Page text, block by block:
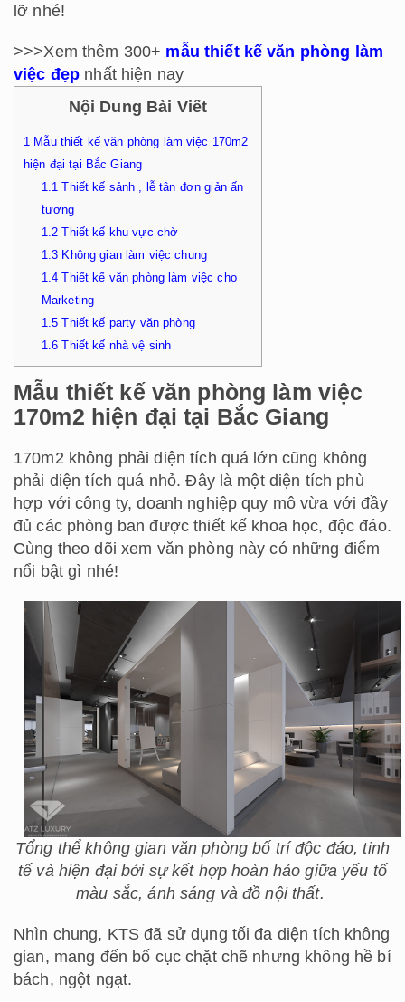
lỡ nhé!
>>>Xem thêm 300+ mẫu thiết kế văn phòng làm
việc đẹp nhất hiện nay
Nội Dung Bài Viết
1 Mẫu thiết kế văn phòng làm việc 170m2
hiện đại tại Bắc Giang
1.1 Thiết kế sảnh , lễ tân đơn giản ấn
tượng
1.2 Thiết kế khu vực chờ
1.3 Không gian làm việc chung
1.4 Thiết kế văn phòng làm việc cho
Marketing
1.5 Thiết kế party văn phòng
1.6 Thiết kế nhà vệ sinh
Mẫu thiết kế văn phòng làm việc
170m2 hiện đại tại Bắc Giang
170m2 không phải diện tích quá lớn cũng không
phải diện tích quá nhỏ. Đây là một diện tích phù
hợp với công ty, doanh nghiệp quy mô vừa với đầy
đủ các phòng ban được thiết kế khoa học, độc đáo.
Cùng theo dõi xem văn phòng này có những điểm
nổi bật gì nhé!
Tổng thể không gian văn phòng bố trí độc đáo, tinh
tế và hiện đại bởi sự kết hợp hoàn hảo giữa yếu tố
màu sắc, ánh sáng và đồ nội thất.
Nhìn chung, KTS đã sử dụng tối đa diện tích không
gian, mang đến bố cục chặt chẽ nhưng không hề bí
bách, ngột ngạt.